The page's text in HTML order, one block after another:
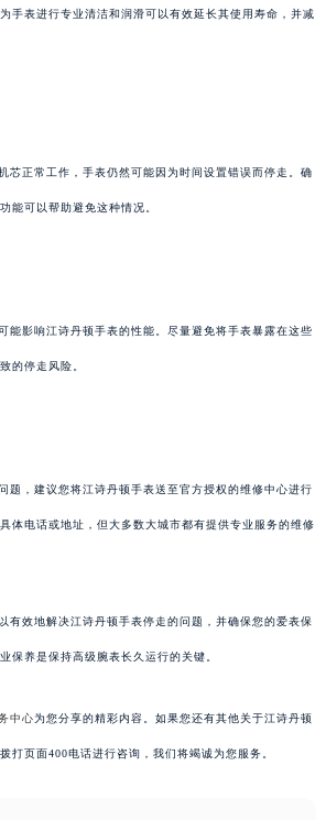
手表进行专业清洁和润滑可以有效延长其使用寿命，并减
芯正常工作，手表仍然可能因为时间设置错误而停走。确
能可以帮助避免这种情况。
能影响江诗丹顿手表的性能。尽量避免将手表暴露在这些
的停走风险。
题，建议您将江诗丹顿手表送至官方授权的维修中心进行
体电话或地址，但大多数大城市都有提供专业服务的维修
有效地解决江诗丹顿手表停走的问题，并确保您的爱表保
保养是保持高级腕表长久运行的关键。
中心为您分享的精彩内容。如果您还有其他关于江诗丹顿
打页面400电话进行咨询，我们将竭诚为您服务。